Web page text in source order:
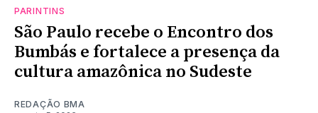
PARINTINS
São Paulo recebe o Encontro dos
Bumbás e fortalece a presença da
cultura amazônica no Sudeste
REDAÇÃO BMA